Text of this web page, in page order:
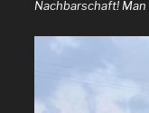
Nachbarschaft!